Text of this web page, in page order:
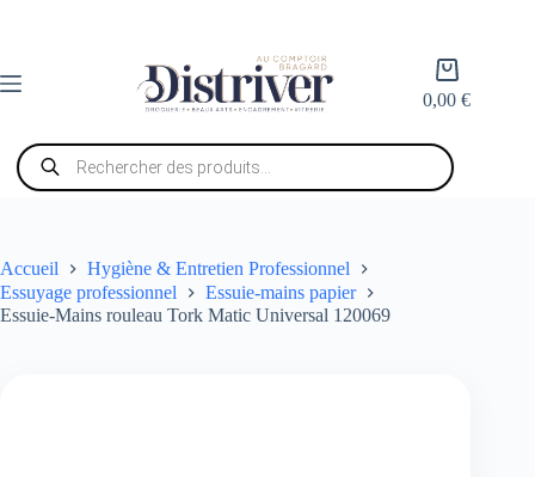
Panier
d’achat
0,00€
Recherche
de
produits
Accueil
Hygiène & Entretien Professionnel
Essuyage professionnel
Essuie-mains papier
Essuie-Mains rouleau Tork Matic Universal 120069